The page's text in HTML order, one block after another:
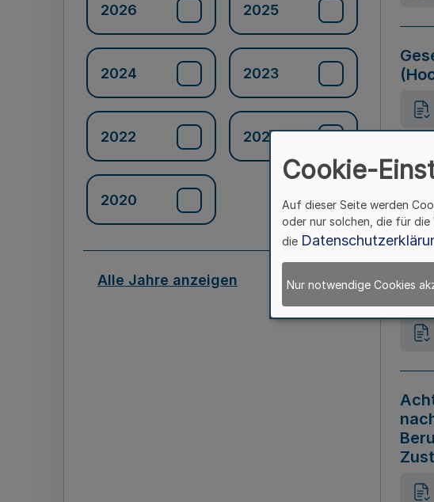
2026 2025
2024 2023
2022 2021
2020
Alle Jahre anzeigen
Cookie-
Auf dieser Seite werden
oder nur solchen, die für
die
Nur notwendige Cookies